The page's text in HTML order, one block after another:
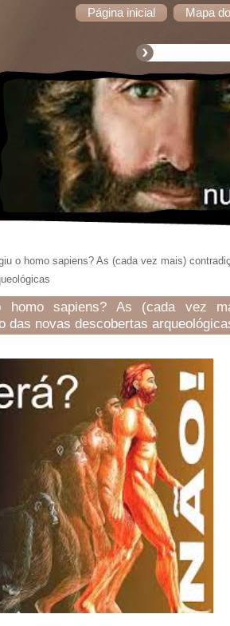
Página inicial Mapa
o homo sapiens? As (cada vez mais)
homo sapiens? As (cada vez
das novas descobertas